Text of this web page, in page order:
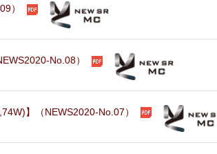
）
No.08）
】（NEWS2020-No.07）